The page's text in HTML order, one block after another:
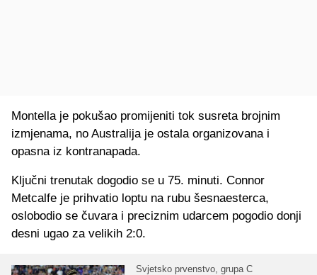
Montella je pokušao promijeniti tok susreta brojnim
izmjenama, no Australija je ostala organizovana i
opasna iz kontranapada.
Ključni trenutak dogodio se u 75. minuti. Connor
Metcalfe je prihvatio loptu na rubu šesnaesterca,
oslobodio se čuvara i preciznim udarcem pogodio donji
desni ugao za velikih 2:0.
Svjetsko prvenstvo, grupa C